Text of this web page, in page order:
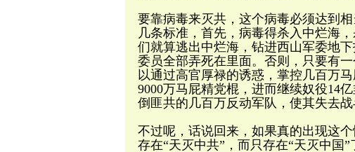
要靠病毒来灭共，这个病毒必须达到
几条标准，首先，病毒得杀入中烂海
们就算逃出中烂海，钻进西山军委地
委员全部弄死在里面。否则，只要有
以通过高官厚禄的诱惑，掌控几百万
9000万马屁精党棍，进而继续奴役14
倒匪共的几百万反动军队，使其失去
不过呢，话说回来，如果真的出现这
存在“天灭中共”，而只存在“天灭中国